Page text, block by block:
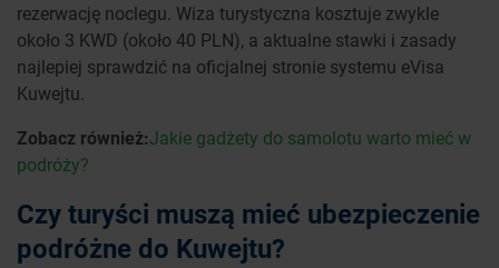
rezerwację noclegu. Wiza turystyczna kosztuje zwykle
około 3 KWD (około 40 PLN), a aktualne stawki i zasady
najlepiej sprawdzić na oficjalnej stronie systemu eVisa
Kuwejtu.
Zobacz również:Jakie gadżety do samolotu warto mieć w
podróży?
Czy turyści muszą mieć ubezpieczenie
podróżne do Kuwejtu?